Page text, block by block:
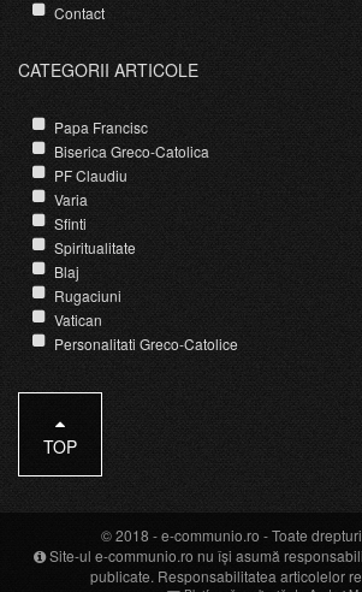
Contact
CATEGORII ARTICOLE
Papa Francisc
Biserica Greco-Catolica
PF Claudiu
Varia
Sfinti
Spiritualitate
Blaj
Rugaciuni
Vatican
Personalitati Greco-Catolice
TOP
© 2018 -e-communio.ro - Toate
Site-ul e-communio.ro nu își asumă
publicate. Responsabilitatea articolelor